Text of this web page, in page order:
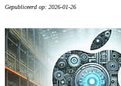
Gepubliceerd op: 2026-01-26